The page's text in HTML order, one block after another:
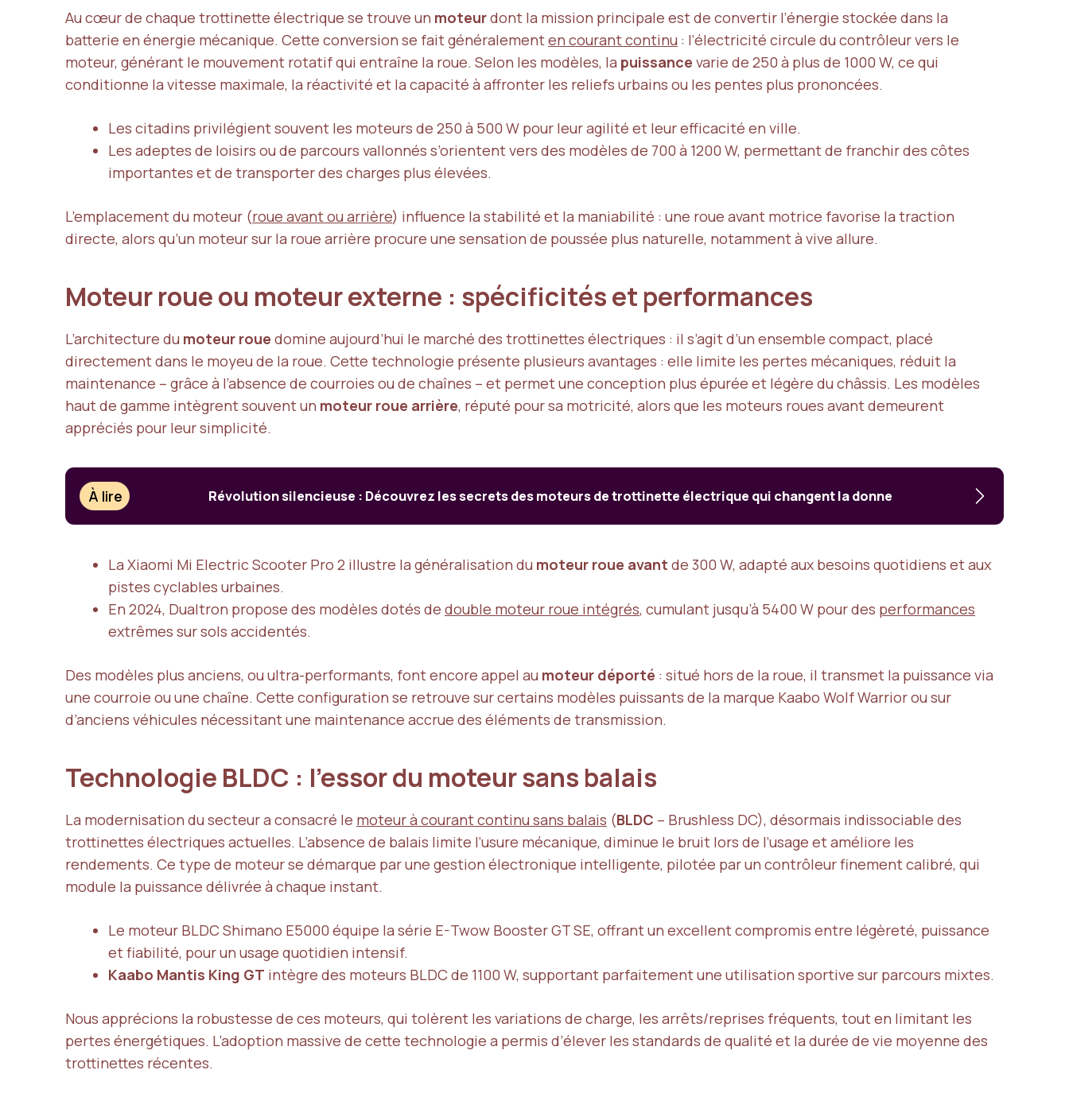
Au cœur de chaque trottinette électrique se trouve un moteurdont la mission principale est de convertir l’énergie stockée dans la
batterie en énergie mécanique. Cette conversion se fait généralementen courant continu : l’électricité circule du contrôleur vers le
moteur, générant le mouvement rotatif qui entraîne la roue. Selon les modèles, la puissance varie de 250 à plus de 1000 W, ce qui
conditionne la vitesse maximale, la réactivité et la capacité à affronter les reliefs urbains ou les pentes plus prononcées.
Les citadins privilégient souvent les moteurs de 250 à 500 W pour leur agilité et leur efficacité en ville.
Les adeptes de loisirs ou de parcours vallonnés s’orientent vers des modèles de 700 à 1200 W, permettant de franchir des côtes
importantes et de transporter des charges plus élevées.
L’emplacement du moteur (roue avant ou arrière) influence la stabilité et la maniabilité : une roue avant motrice favorise la traction
directe, alors qu’un moteur sur la roue arrière procure une sensation de poussée plus naturelle, notamment à vive allure.
Moteur roue ou moteur externe : spécificités et performances
L’architecture du moteur roue domine aujourd’hui le marché des trottinettes électriques : il s’agit d’un ensemble compact, placé
directement dans le moyeu de la roue. Cette technologie présente plusieurs avantages : elle limite les pertes mécaniques, réduit la
maintenance – grâce à l’absence de courroies ou de chaînes – et permet une conception plus épurée et légère du châssis. Les modèles
haut de gamme intègrent souvent un moteur roue arrière, réputé pour sa motricité, alors que les moteurs roues avant demeurent
appréciés pour leur simplicité.
À lire Révolution silencieuse : Découvrez les secrets des moteurs de trottinette électrique qui changent la donne
La Xiaomi Mi Electric Scooter Pro 2 illustre la généralisation du moteur roue avant de 300 W, adapté aux besoins quotidiens et aux
pistes cyclables urbaines.
En 2024, Dualtron propose des modèles dotés de double moteur roue intégrés, cumulant jusqu’à 5400 W pour des performances
extrêmes sur sols accidentés.
Des modèles plus anciens, ou ultra-performants, font encore appel au moteur déporté : situé hors de la roue, il transmet la puissance via
une courroie ou une chaîne. Cette configuration se retrouve sur certains modèles puissants de la marque Kaabo Wolf Warrior ou sur
d’anciens véhicules nécessitant une maintenance accrue des éléments de transmission.
Technologie BLDC : l’essor du moteur sans balais
La modernisation du secteur a consacré le moteur à courant continu sans balais (BLDC – Brushless DC), désormais indissociable des
trottinettes électriques actuelles. L’absence de balais limite l’usure mécanique, diminue le bruit lors de l’usage et améliore les
rendements. Ce type de moteur se démarque par une gestion électronique intelligente, pilotée par un contrôleur finement calibré, qui
module la puissance délivrée à chaque instant.
Le moteur BLDC Shimano E5000 équipe la série E-Twow Booster GT SE, offrant un excellent compromis entre légèreté, puissance
et fiabilité, pour un usage quotidien intensif.
Kaabo Mantis King GT intègre des moteurs BLDC de 1100 W, supportant parfaitement une utilisation sportive sur parcours mixtes.
Nous apprécions la robustesse de ces moteurs, qui tolèrent les variations de charge, les arrêts/reprises fréquents, tout en limitant les
pertes énergétiques. L’adoption massive de cette technologie a permis d’élever les standards de qualité et la durée de vie moyenne des
trottinettes récentes.